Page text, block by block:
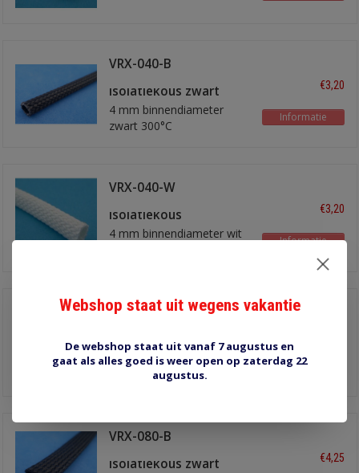
VRX-040-B
isolatiekous zwart
4 mm binnendiameter
zwart 300°C
€3,20
Informatie
VRX-040-W
isolatiekous
4 mm binnendiameter wit
€3,20
Informatie
VRX-080
isolatiekous
8 mm binnendiameter wit
Informatie
VRX-080-B
isolatiekous zwart
€4,25
Webshop staat uit wegens vakantie
De webshop staat uit vanaf 7 augustus en
gaat als alles goed is weer open op zaterdag 22
augustus.